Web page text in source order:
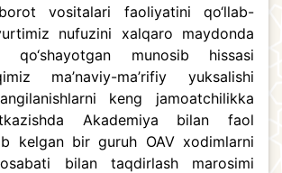
vositalari faoliyatini qo‘llab-
nufuzini xalqaro maydonda
qo‘shayotgan munosib hissasi
ma’naviy-ma’rifiy yuksalishi
keng jamoatchilikka
Akademiya bilan faol
kelgan bir guruh OAV xodimlarni
bilan taqdirlash marosimi